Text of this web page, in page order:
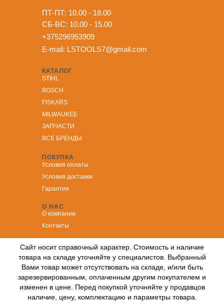
КАТАЛОГ
STIHL
BOSCH
FISKARS
MILWAUKEE
ЗАПЧАСТИ
ВСЕ БРЕНДЫ
ПОКУПКА
Условия оплаты
Условия доставки
Гарантия
О НАС
О компании
Контакты
ПТ-ПТ: 10.00 - 18.00
СБ-ВС: 10.00 - 15.00
+375296953909
E-mail: LSTOOLS7@gmail.com
Сайт носит справочный характер. Стоимость и наличие
товара на складе уточняйте у специалистов. Выбранный
Вами товар может отсутствовать на складе, и/или быть
зарезервированным, оплаченным другим покупателем и
изменен в цене. Перед покупкой уточняйте у продавцов
наличие, цену, комплектацию и параметры товара.